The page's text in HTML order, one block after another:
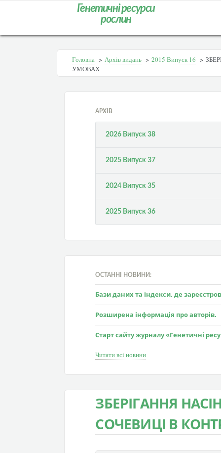
Генетичні ресурси
рослин
Головна > Архів видань > 2015 Випуск 16 >
УМОВАХ
АРХІВ
2026 Випуск 38
2025 Випуск 37
2024 Випуск 35
2025 Випуск 36
ОСТАННІ НОВИНИ:
Бази даних та індекси, де
Розширена інформація про авторів.
Старт сайту журналу «Генетичні
Читати всі новини
ЗБЕРІГАННЯ
СОЧЕВИЦІ В